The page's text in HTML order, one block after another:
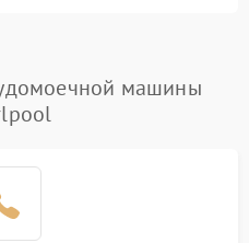
1800 ₽ Подробнее →
1700 ₽
машины